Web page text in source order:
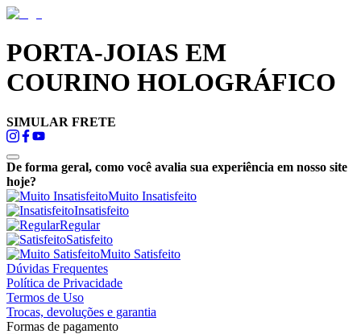
PORTA-JOIAS EM
COURINO HOLOGRÁFICO
SIMULAR FRETE
De forma geral, como você avalia sua experiência em nosso site
hoje?
Muito Insatisfeito
Insatisfeito
Regular
Satisfeito
Muito Satisfeito
Dúvidas Frequentes
Política de Privacidade
Termos de Uso
Trocas, devoluções e garantia
Formas de pagamento